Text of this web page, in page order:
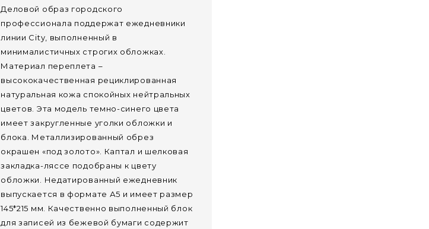
Деловой образ городского
профессионала поддержат ежедневники
линии City, выполненный в
минималистичных строгих обложках.
Материал переплета –
высококачественная рециклированная
натуральная кожа спокойных нейтральных
цветов. Эта модель темно-синего цвета
имеет закругленные уголки обложки и
блока. Металлизированный обрез
окрашен «под золото». Каптал и шелковая
закладка-ляссе подобраны к цвету
обложки. Недатированный ежедневник
выпускается в формате А5 и имеет размер
145*215 мм. Качественно выполненный блок
для записей из бежевой бумаги содержит